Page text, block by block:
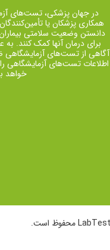
در جهان پزشکی، تست‌های
همکاری پزشکان یا
دانستن وضعیت سلامتی
برای درمان ‌آنها کمک کنند.
آگاهی از تست‌های
اطلاعات تست‌های آزمایشگاهی
خواهد